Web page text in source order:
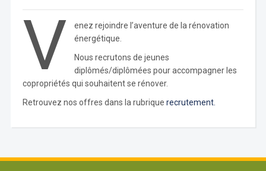
V
enez rejoindre l’aventure de la rénovation
énergétique.
Nous recrutons de jeunes
diplômés/diplômées pour accompagner les
copropriétés qui souhaitent se rénover.
Retrouvez nos offres dans la rubrique recrutement.